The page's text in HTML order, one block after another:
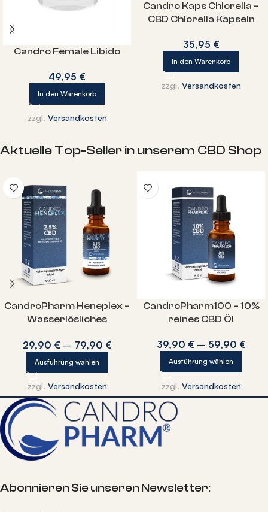
Candro Female Libido
49,95 €
In den Warenkorb
zzgl. Versandkosten
Candro Kaps Chlorella –
CBD Chlorella Kapseln
35,95 €
In den Warenkorb
zzgl. Versandkosten
Aktuelle Top-Seller in unserem CBD Shop
CandroPharm Heneplex –
Wasserlösliches
29,90 € – 79,90 €
Ausführung wählen
zzgl. Versandkosten
CandroPharm100 – 10%
reines CBD Öl
39,90 € – 59,90 €
Ausführung wählen
zzgl. Versandkosten
Abonnieren Sie unseren Newsletter: